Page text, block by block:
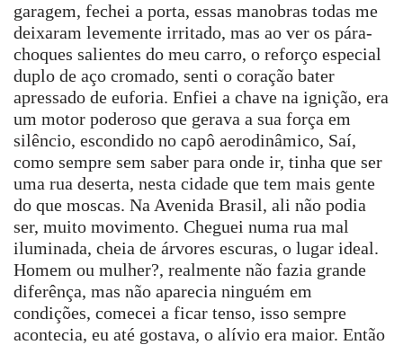
garagem, fechei a porta, essas manobras todas me
deixaram levemente irritado, mas ao ver os pára-
choques salientes do meu carro, o reforço especial
duplo de aço cromado, senti o coração bater
apressado de euforia. Enfiei a chave na ignição, era
um motor poderoso que gerava a sua força em
silêncio, escondido no capô aerodinâmico, Saí,
como sempre sem saber para onde ir, tinha que ser
uma rua deserta, nesta cidade que tem mais gente
do que moscas. Na Avenida Brasil, ali não podia
ser, muito movimento. Cheguei numa rua mal
iluminada, cheia de árvores escuras, o lugar ideal.
Homem ou mulher?, realmente não fazia grande
diferênça, mas não aparecia ninguém em
condições, comecei a ficar tenso, isso sempre
acontecia, eu até gostava, o alívio era maior. Então